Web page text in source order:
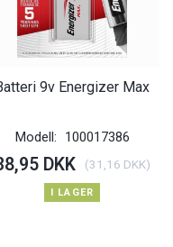
9v Energizer Max
Modell: 100017386
DKK (31,16 DKK)
I LAGER